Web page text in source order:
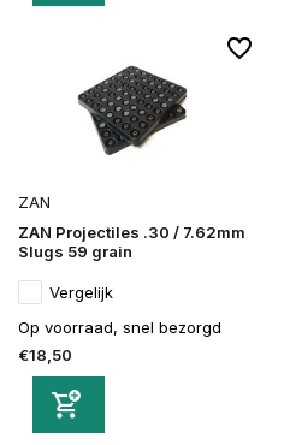
ZAN
ZAN Projectiles .30 / 7.62mm
Slugs 59 grain
Vergelijk
Op voorraad, snel bezorgd
€18,50